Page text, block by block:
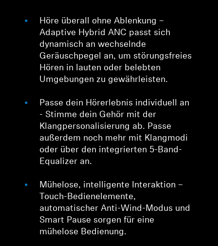
Höre überall ohne Ablenkung –
Adaptive Hybrid ANC passt sich
dynamisch an wechselnde
Geräuschpegel an, um störungsfreies
Hören in lauten oder belebten
Umgebungen zu gewährleisten.
Passe dein Hörerlebnis individuell an
- Stimme dein Gehör mit der
Klangpersonalisierung ab. Passe
außerdem noch mehr mit Klangmodi
oder über den integrierten 5-Band-
Equalizer an.
Mühelose, intelligente Interaktion –
Touch-Bedienelemente,
automatischer Anti-Wind-Modus und
Smart Pause sorgen für eine
mühelose Bedienung.